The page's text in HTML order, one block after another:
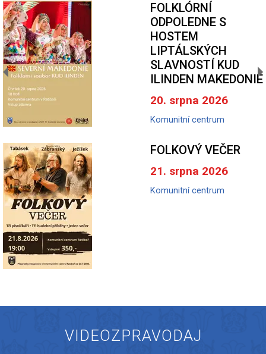
FOLKLÓRNÍ
ODPOLEDNE S
HOSTEM
LIPTÁLSKÝCH
SLAVNOSTÍ KUD
ILINDEN MAKEDONIE
20. srpna 2026
Komunitní centrum
FOLKOVÝ VEČER
21. srpna 2026
Komunitní centrum
VIDEOZPRAVODAJ